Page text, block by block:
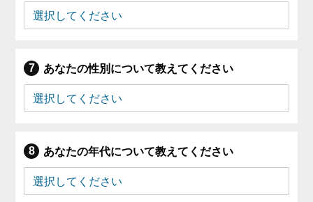
あなたの性別について教えてください
あなたの年代について教えてください